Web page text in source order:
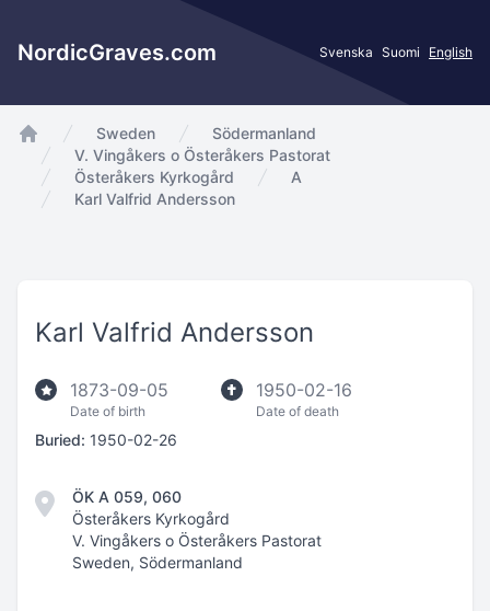
NordicGraves.com Svenska Suomi English
app.Start
Sweden
Södermanland
V. Vingåkers o Österåkers Pastorat
Österåkers Kyrkogård
A
Karl Valfrid Andersson
Karl Valfrid Andersson
1873-09-05
Date of birth
1950-02-16
Date of death
Buried: 1950-02-26
ÖK A 059, 060
Österåkers Kyrkogård
V. Vingåkers o Österåkers Pastorat
Sweden, Södermanland